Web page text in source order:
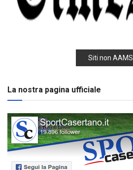
Siti non AAMS
La nostra pagina ufficiale